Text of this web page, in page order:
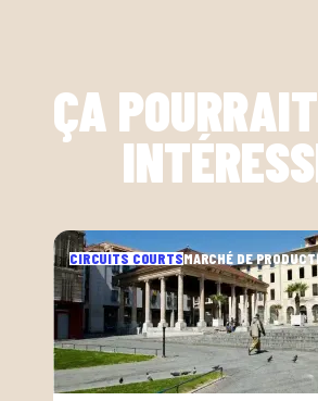
ÇA
CIRCUITS COURTSMARCHÉ DE